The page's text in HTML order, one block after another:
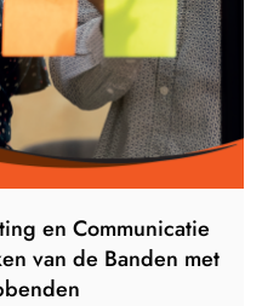
en Communicatie
van de Banden met